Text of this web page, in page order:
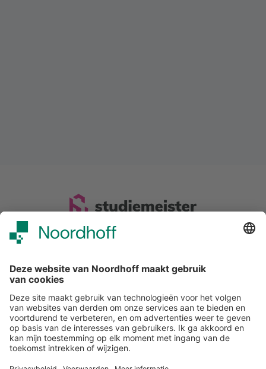
Snel naar
Over studiemeister
Inloggen